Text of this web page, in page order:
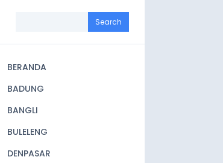
navigation
BERANDA
BADUNG
BANGLI
BULELENG
DENPASAR